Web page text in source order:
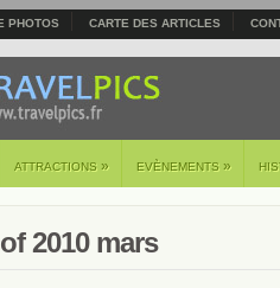
PHOTOS CARTE DES ARTICLES
ATTRACTIONS » EVÈNEMENTS »
2010 mars